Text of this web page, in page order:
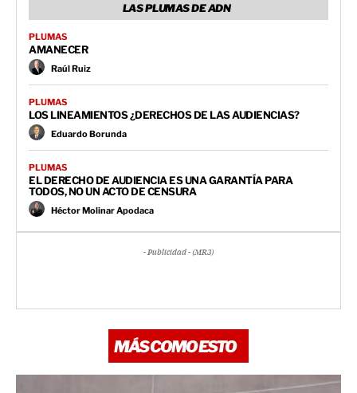
LAS PLUMAS DE ADN
PLUMAS
AMANECER
Raúl Ruiz
PLUMAS
LOS LINEAMIENTOS ¿DERECHOS DE LAS AUDIENCIAS?
Eduardo Borunda
PLUMAS
EL DERECHO DE AUDIENCIA ES UNA GARANTÍA PARA
TODOS, NO UN ACTO DE CENSURA
Héctor Molinar Apodaca
- Publicidad - (MR3)
MÁS COMO ESTO